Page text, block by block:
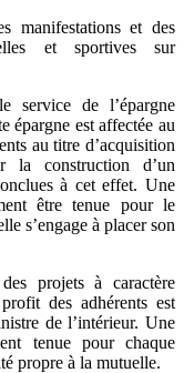
manifestations et des
et sportives sur
service de l’épargne
épargne est affectée au
au titre d’acquisition
la construction d’un
à cet effet. Une
être tenue pour le
s’engage à placer son
projets à caractère
des adhérents est
de l’intérieur. Une
tenue pour chaque
propre à la mutuelle.